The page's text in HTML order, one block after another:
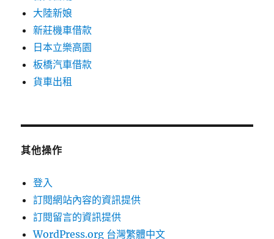
大陸新娘
新莊機車借款
日本立樂高園
板橋汽車借款
貨車出租
其他操作
登入
訂閱網站內容的資訊提供
訂閱留言的資訊提供
WordPress.org 台灣繁體中文